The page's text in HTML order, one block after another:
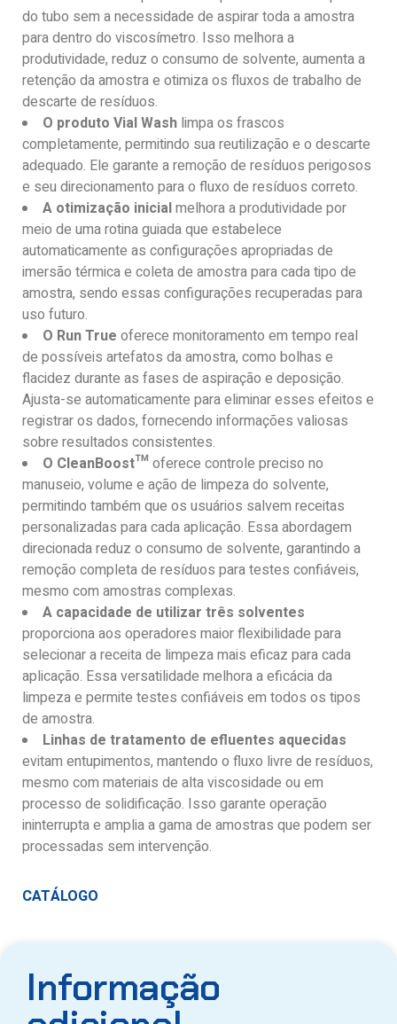
do tubo sem a necessidade de aspirar toda a amostra
para dentro do viscosímetro. Isso melhora a
produtividade, reduz o consumo de solvente, aumenta a
retenção da amostra e otimiza os fluxos de trabalho de
descarte de resíduos.
O produto Vial Wash limpa os frascos
completamente, permitindo sua reutilização e o descarte
adequado. Ele garante a remoção de resíduos perigosos
e seu direcionamento para o fluxo de resíduos correto.
A otimização inicialmelhora a produtividade por
meio de uma rotina guiada que estabelece
automaticamente as configurações apropriadas de
imersão térmica e coleta de amostra para cada tipo de
amostra, sendo essas configurações recuperadas para
uso futuro.
O Run True oferece monitoramento em tempo real
de possíveis artefatos da amostra, como bolhas e
flacidez durante as fases de aspiração e deposição.
Ajusta-se automaticamente para eliminar esses efeitos e
registrar os dados, fornecendo informações valiosas
sobre resultados consistentes.
O CleanBoost™ oferece controle preciso no
manuseio, volume e ação de limpeza do solvente,
permitindo também que os usuários salvem receitas
personalizadas para cada aplicação. Essa abordagem
direcionada reduz o consumo de solvente, garantindo a
remoção completa de resíduos para testes confiáveis,
mesmo com amostras complexas.
A capacidade de utilizar três solventes
proporciona aos operadores maior flexibilidade para
selecionar a receita de limpeza mais eficaz para cada
aplicação. Essa versatilidade melhora a eficácia da
limpeza e permite testes confiáveis ​​em todos os tipos
de amostra.
Linhas de tratamento de efluentes aquecidas
evitam entupimentos, mantendo o fluxo livre de resíduos,
mesmo com materiais de alta viscosidade ou em
processo de solidificação. Isso garante operação
ininterrupta e amplia a gama de amostras que podem ser
processadas sem intervenção.
CATÁLOGO
Informação